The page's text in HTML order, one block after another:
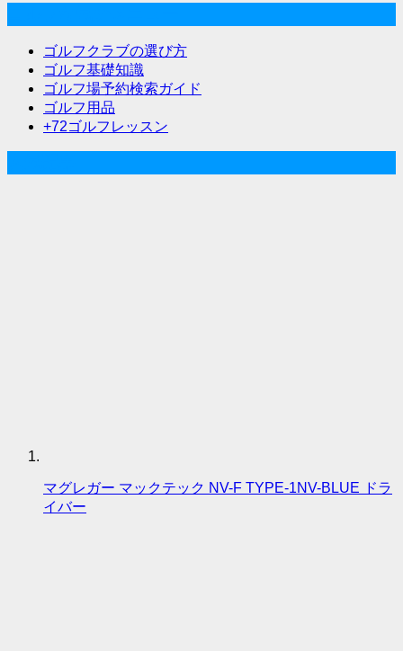
ゴルフクラブの選び方
ゴルフ基礎知識
ゴルフ場予約検索ガイド
ゴルフ用品
+72ゴルフレッスン
マグレガー マックテック NV-F TYPE-1NV-BLUE ドラ
イバー